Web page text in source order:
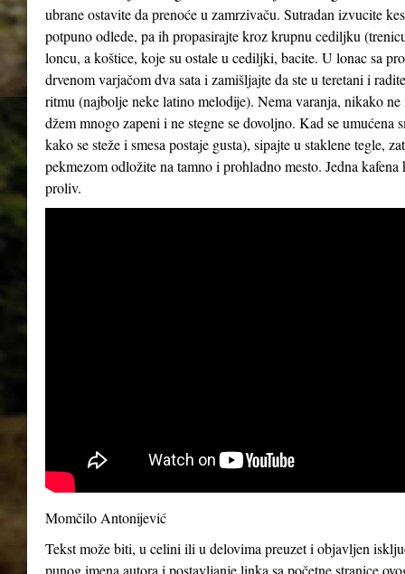
ubrane ostavite da prenoće u zamrzivaču. Sutradan izvucite
potpuno odlede, pa ih propasirajte kroz krupnu cediljku
loncu, a koštice, koje su ostale u cediljki, bacite. U lonac sa
drvenom varjačom dva sata i zamišljajte da ste u teretani i
ritmu (najbolje neke latino melodije). Nema varanja, nikako
džem mnogo zapeni i ne stegne se dovoljno. Kad se umućena
kako se steže i smesa postaje gusta), sipajte u staklene tegle,
pekmezom odložite na tamno i prohladno mesto. Jedna
proliv.
Momčilo Antonijević
Tekst može biti, u celini ili u delovima preuzet i objavljen
punog imena autora i postavljanje linka sa početne stranice